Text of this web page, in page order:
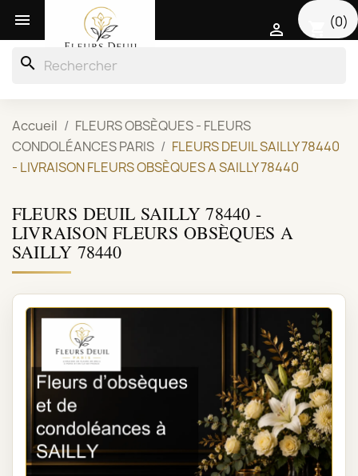
 (0)

search
Accueil
FLEURS OBSÈQUES - FLEURS
CONDOLÉANCES PARIS
FLEURS DEUIL SAILLY 78440
- LIVRAISON FLEURS OBSÈQUES A SAILLY 78440
FLEURS DEUIL SAILLY 78440 -
LIVRAISON FLEURS OBSÈQUES A
SAILLY 78440